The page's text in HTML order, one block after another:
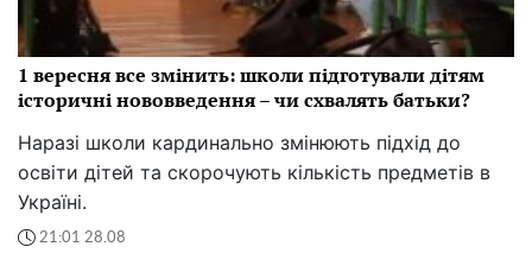
1 вересня все змінить: школи підготували дітям
історичні нововведення – чи схвалять батьки?
Наразі школи кардинально змінюють підхід до
освіти дітей та скорочують кількість предметів в
Україні.
21:01 28.08